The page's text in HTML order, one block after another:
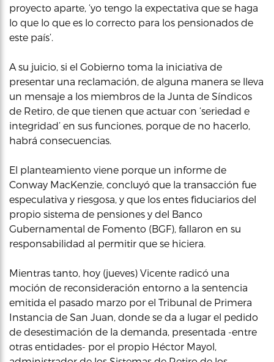
proyecto aparte, ‘yo tengo la expectativa que se haga
lo que lo que es lo correcto para los pensionados de
este país’.
A su juicio, si el Gobierno toma la iniciativa de
presentar una reclamación, de alguna manera se lleva
un mensaje a los miembros de la Junta de Síndicos
de Retiro, de que tienen que actuar con ‘seriedad e
integridad’ en sus funciones, porque de no hacerlo,
habrá consecuencias.
El planteamiento viene porque un informe de
Conway MacKenzie, concluyó que la transacción fue
especulativa y riesgosa, y que los entes fiduciarios del
propio sistema de pensiones y del Banco
Gubernamental de Fomento (BGF), fallaron en su
responsabilidad al permitir que se hiciera.
Mientras tanto, hoy (jueves) Vicente radicó una
moción de reconsideración entorno a la sentencia
emitida el pasado marzo por el Tribunal de Primera
Instancia de San Juan, donde se da a lugar el pedido
de desestimación de la demanda, presentada -entre
otras entidades- por el propio Héctor Mayol,